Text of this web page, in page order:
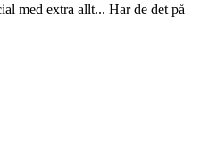
med extra allt... Har de det på